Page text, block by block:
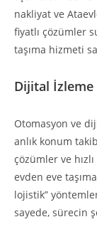
nakliyat ve
fiyatlı çözümler
taşıma hizmeti
Dijital
Otomasyon ve
anlık konum
çözümler ve
evden eve
lojistik”
sayede, sürecin